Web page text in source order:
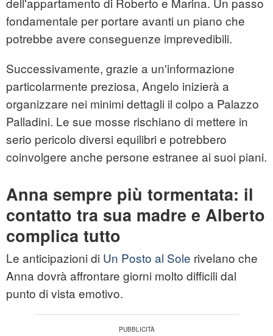
fondamentale per portare avanti un piano che
potrebbe avere conseguenze imprevedibili.
Successivamente, grazie a un'informazione
particolarmente preziosa, Angelo inizierà a
organizzare nei minimi dettagli il colpo a Palazzo
Palladini. Le sue mosse rischiano di mettere in
serio pericolo diversi equilibri e potrebbero
coinvolgere anche persone estranee ai suoi piani.
Anna sempre più tormentata: il
contatto tra sua madre e Alberto
complica tutto
Le anticipazioni di Un Posto al Sole rivelano che
Anna dovrà affrontare giorni molto difficili dal
punto di vista emotivo.